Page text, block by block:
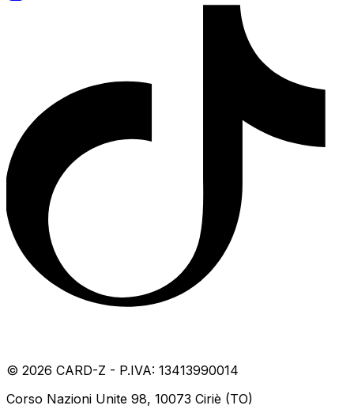
© 2026 CARD-Z - P.IVA: 13413990014
Corso Nazioni Unite 98, 10073 Ciriè (TO)